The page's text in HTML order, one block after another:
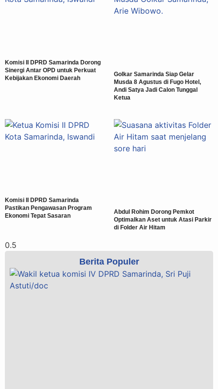
Komisi II DPRD Samarinda Dorong
Sinergi Antar OPD untuk Perkuat
Kebijakan Ekonomi Daerah
Golkar Samarinda Siap Gelar
Musda 8 Agustus di Fugo Hotel,
Andi Satya Jadi Calon Tunggal
Ketua
Komisi II DPRD Samarinda
Pastikan Pengawasan Program
Ekonomi Tepat Sasaran
Abdul Rohim Dorong Pemkot
Optimalkan Aset untuk Atasi Parkir
di Folder Air Hitam
Berita Populer